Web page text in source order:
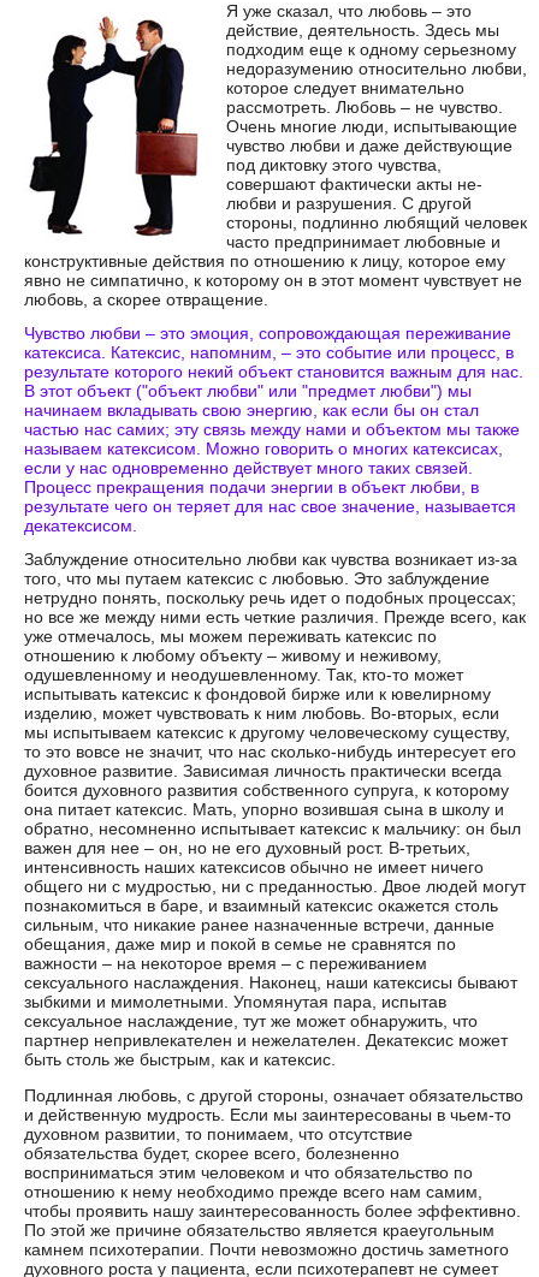
Я уже сказал, что любовь – это
действие, деятельность. Здесь мы
подходим еще к одному серьезному
недоразумению относительно любви,
которое следует внимательно
рассмотреть. Любовь – не чувство.
Очень многие люди, испытывающие
чувство любви и даже действующие
под диктовку этого чувства,
совершают фактически акты не-
любви и разрушения. С другой
стороны, подлинно любящий человек
часто предпринимает любовные и
конструктивные действия по отношению к лицу, которое ему
явно не симпатично, к которому он в этот момент чувствует не
любовь, а скорее отвращение.
Чувство любви – это эмоция, сопровождающая переживание
катексиса. Катексис, напомним, – это событие или процесс, в
результате которого некий объект становится важным для нас.
В этот объект ("объект любви" или "предмет любви") мы
начинаем вкладывать свою энергию, как если бы он стал
частью нас самих; эту связь между нами и объектом мы также
называем катексисом. Можно говорить о многих катексисах,
если у нас одновременно действует много таких связей.
Процесс прекращения подачи энергии в объект любви, в
результате чего он теряет для нас свое значение, называется
декатексисом.
Заблуждение относительно любви как чувства возникает из-за
того, что мы путаем катексис с любовью. Это заблуждение
нетрудно понять, поскольку речь идет о подобных процессах;
но все же между ними есть четкие различия. Прежде всего, как
уже отмечалось, мы можем переживать катексис по
отношению к любому объекту – живому и неживому,
одушевленному и неодушевленному. Так, кто-то может
испытывать катексис к фондовой бирже или к ювелирному
изделию, может чувствовать к ним любовь. Во-вторых, если
мы испытываем катексис к другому человеческому существу,
то это вовсе не значит, что нас сколько-нибудь интересует его
духовное развитие. Зависимая личность практически всегда
боится духовного развития собственного супруга, к которому
она питает катексис. Мать, упорно возившая сына в школу и
обратно, несомненно испытывает катексис к мальчику: он был
важен для нее – он, но не его духовный рост. В-третьих,
интенсивность наших катексисов обычно не имеет ничего
общего ни с мудростью, ни с преданностью. Двое людей могут
познакомиться в баре, и взаимный катексис окажется столь
сильным, что никакие ранее назначенные встречи, данные
обещания, даже мир и покой в семье не сравнятся по
важности – на некоторое время – с переживанием
сексуального наслаждения. Наконец, наши катексисы бывают
зыбкими и мимолетными. Упомянутая пара, испытав
сексуальное наслаждение, тут же может обнаружить, что
партнер непривлекателен и нежелателен. Декатексис может
быть столь же быстрым, как и катексис.
Подлинная любовь, с другой стороны, означает обязательство
и действенную мудрость. Если мы заинтересованы в чьем-то
духовном развитии, то понимаем, что отсутствие
обязательства будет, скорее всего, болезненно
восприниматься этим человеком и что обязательство по
отношению к нему необходимо прежде всего нам самим,
чтобы проявить нашу заинтересованность более эффективно.
По этой же причине обязательство является краеугольным
камнем психотерапии. Почти невозможно достичь заметного
духовного роста у пациента, если психотерапевт не сумеет